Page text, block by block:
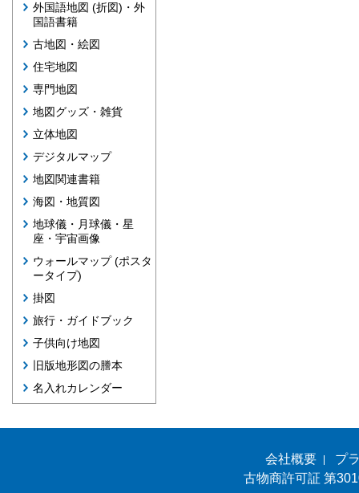
外国語地図 (折図)・外
国語書籍
古地図・絵図
住宅地図
専門地図
地図グッズ・雑貨
立体地図
デジタルマップ
地図関連書籍
海図・地質図
地球儀・月球儀・星
座・宇宙画像
ウォールマップ (ポスタ
ータイプ)
掛図
旅行・ガイドブック
子供向け地図
旧版地形図の謄本
名入れカレンダー
会社概要
プ
古物商許可証 第